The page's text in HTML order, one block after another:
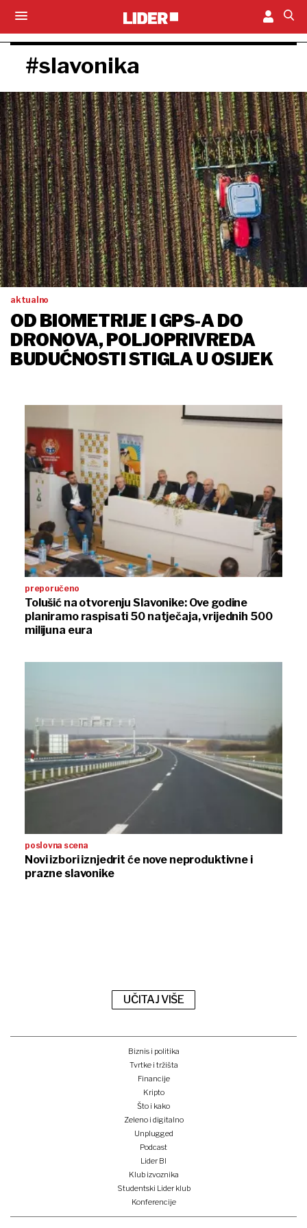
#slavonika
aktualno
OD BIOMETRIJE I GPS-A DO
DRONOVA, POLJOPRIVREDA
BUDUĆNOSTI STIGLA U OSIJEK
preporučeno
Tolušić na otvorenju Slavonike: Ove godine
planiramo raspisati 50 natječaja, vrijednih 500
milijuna eura
poslovna scena
Novi izbori iznjedrit će nove neproduktivne i
prazne slavonike
UČITAJ VIŠE
Biznis i politika
Tvrtke i tržišta
Financije
Kripto
Što i kako
Zeleno i digitalno
Unplugged
Podcast
Lider BI
Klub izvoznika
Studentski Lider klub
Konferencije